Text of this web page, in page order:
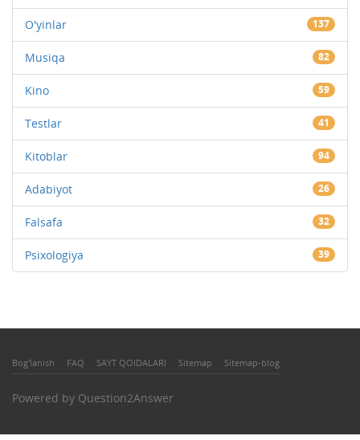
O'yinlar 137
Musiqa 82
Kino 59
Testlar 41
Kitoblar 94
Adabiyot 26
Falsafa 32
Psixologiya 39
Bog'lanish FAQ SAYT QOIDALARI Sitemap Sitemap-blog
Powered by Question2Answer